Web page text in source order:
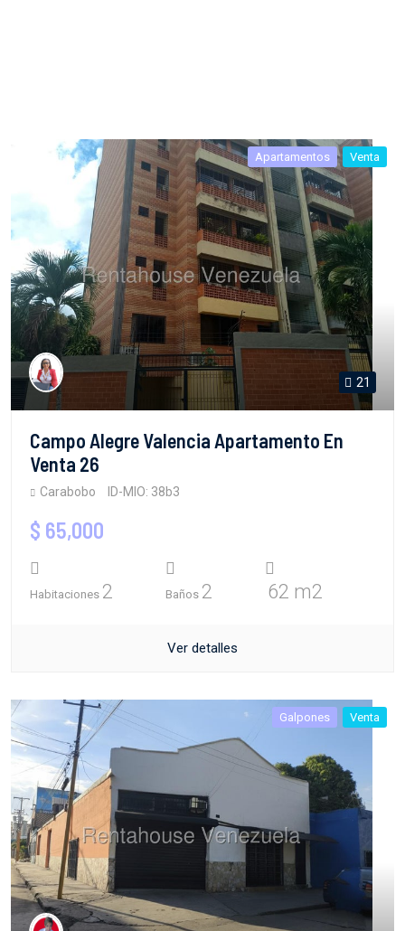
Apartamentos Venta
21
Campo Alegre Valencia Apartamento En
Venta 26
Carabobo ID-MIO: 38b3
$ 65,000
Habitaciones 2 Baños 2 62 m2
Ver detalles
Galpones Venta